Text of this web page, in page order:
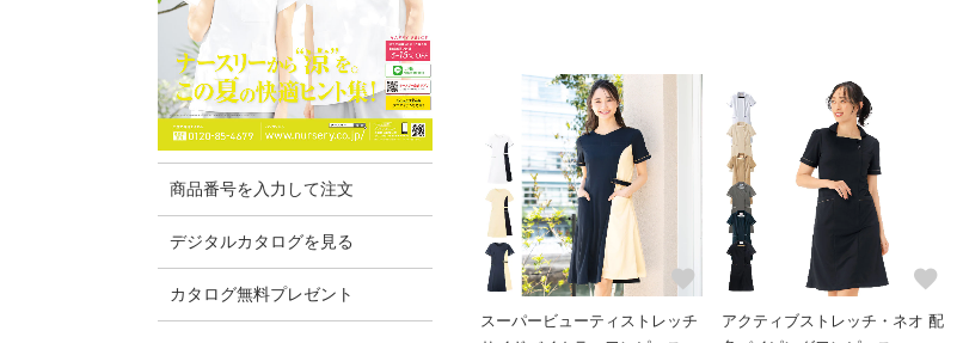
商品番号を入力して注文
デジタルカタログを見る
カタログ無料プレゼント
favorite
スーパービューティストレッチ
favorite
アクティブストレッチ・ネオ 配